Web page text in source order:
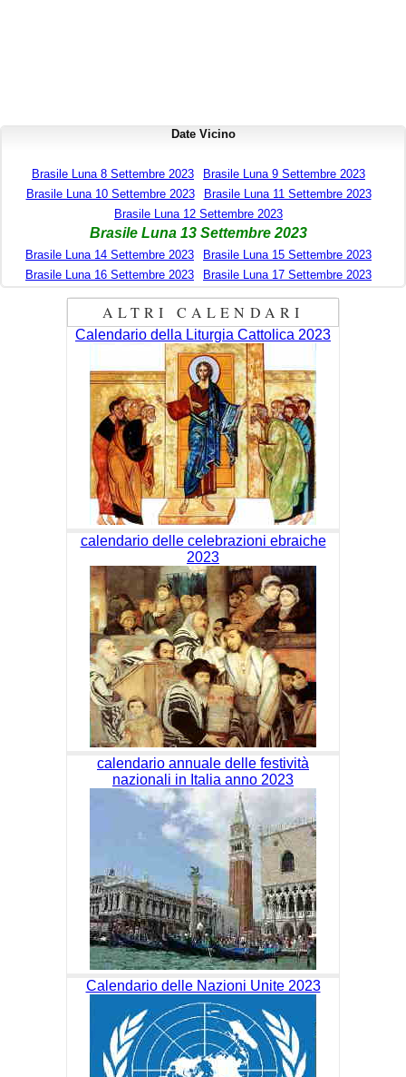
Date Vicino
Brasile Luna 8 Settembre 2023
Brasile Luna 9 Settembre 2023
Brasile Luna 10 Settembre 2023
Brasile Luna 11 Settembre 2023
Brasile Luna 12 Settembre 2023
Brasile Luna 13 Settembre 2023
Brasile Luna 14 Settembre 2023
Brasile Luna 15 Settembre 2023
Brasile Luna 16 Settembre 2023
Brasile Luna 17 Settembre 2023
ALTRI CALENDARI
Calendario della Liturgia Cattolica 2023
calendario delle celebrazioni ebraiche
2023
calendario annuale delle festività
nazionali in Italia anno 2023
Calendario delle Nazioni Unite 2023